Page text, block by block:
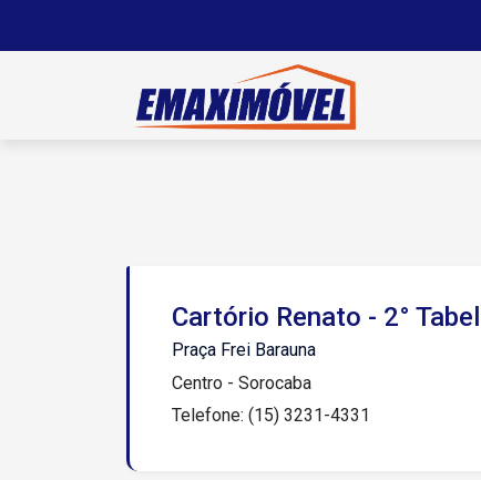
Cartório Renato - 2°
Praça Frei Barauna
Centro - Sorocaba
Telefone: (15) 3231-4331